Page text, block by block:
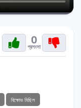
0
প্রশংসা
বিক্ষোভ মিছিল